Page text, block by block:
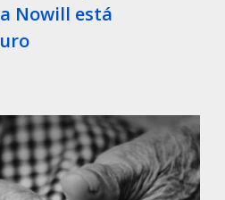
Nowill está